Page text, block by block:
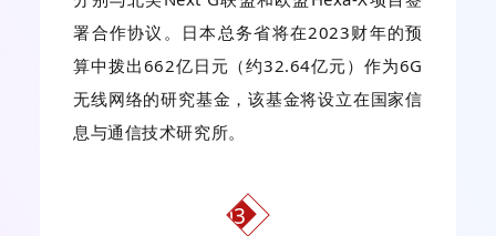
署合作协议。日本总务省将在2023财年的预
算中拨出662亿日元（约32.64亿元）作为6G
无线网络的研究基金，该基金将设立在国家信
息与通信技术研究所。
03